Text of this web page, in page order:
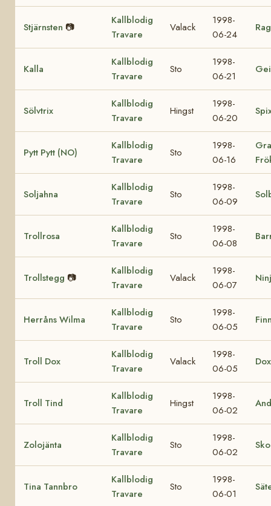
Stjärnsten 📷
Kallblodig
Travare
Valack
1998-
06-24
Kalla
Kallblodig
Travare
Sto
1998-
06-21
Sölvtrix
Kallblodig
Travare
Hingst
1998-
06-20
Pytt Pytt (NO)
Kallblodig
Travare
Sto
1998-
06-16
Soljahna
Kallblodig
Travare
Sto
1998-
06-09
Trollrosa
Kallblodig
Travare
Sto
1998-
06-08
Trollstegg 📷
Kallblodig
Travare
Valack
1998-
06-07
Herråns Wilma
Kallblodig
Travare
Sto
1998-
06-05
Troll Dox
Kallblodig
Travare
Valack
1998-
06-05
Troll Tind
Kallblodig
Travare
Hingst
1998-
06-02
Zolojänta
Kallblodig
Travare
Sto
1998-
06-02
Tina Tannbro
Kallblodig
Travare
Sto
1998-
06-01